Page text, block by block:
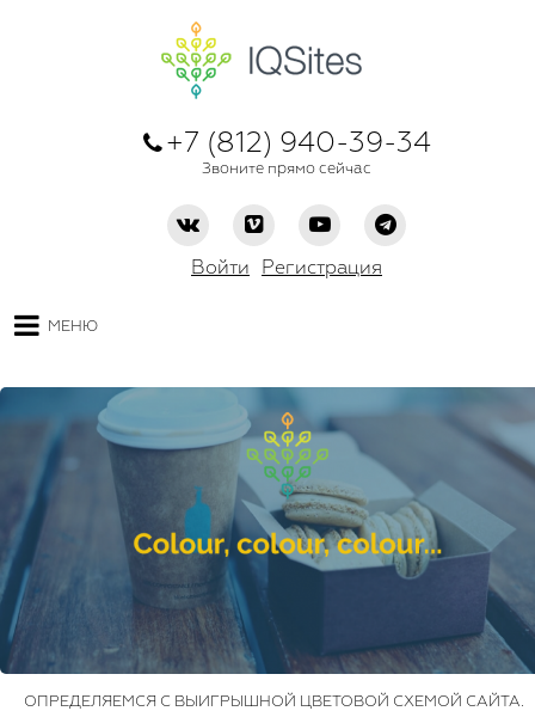
+7 (812) 940-39-34
Звоните прямо сейчас
Войти Регистрация
МЕНЮ
ОПРЕДЕЛЯЕМСЯ С ВЫИГРЫШНОЙ ЦВЕТОВОЙ СХЕМОЙ САЙТА.